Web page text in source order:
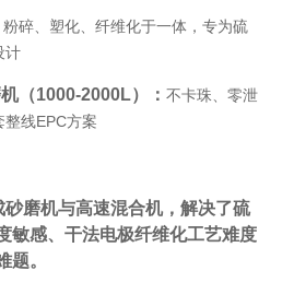
碎、塑化、纤维化于一体，专为硫
计
（1000-2000L）： 不卡珠、零泄
线EPC方案
磨机与高速混合机，解决了硫
敏感、干法电极纤维化工艺难度
题。